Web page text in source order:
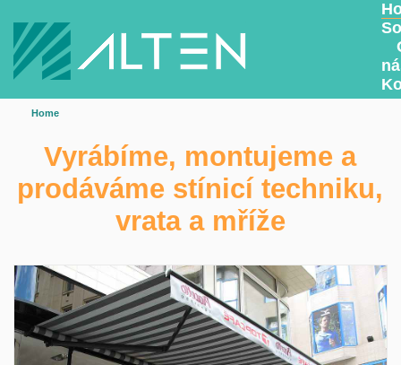
Home
Vyrábíme, montujeme a
prodáváme stínicí techniku,
vrata a mříže